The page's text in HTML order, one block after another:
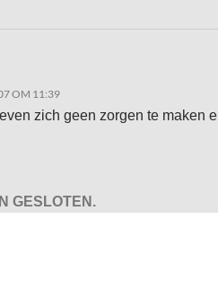
OM 11:39
zich geen zorgen te maken
GESLOTEN.